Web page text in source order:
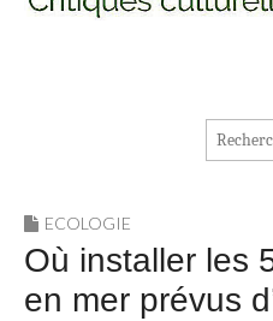
ECOLOGIE
Où installer les
en mer prévus